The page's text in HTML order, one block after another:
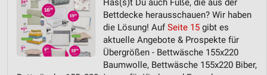
Bettdecke herausschauen? Wir haben
die Lösung! AufSeite 15 gibt es
aktuelle Angebote & Prospekte für
Übergrößen - Bettwäsche 155x220
Baumwolle, Bettwäsche 155x220 Biber,
Notwendig
Performance
Funktional